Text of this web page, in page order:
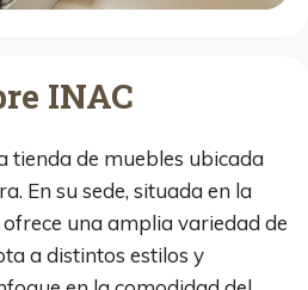
INAC
tienda de muebles ubicada
En su sede, situada en la
una amplia variedad de
a distintos estilos y